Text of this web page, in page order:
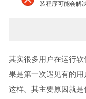
装程序可能会解
其实很多用户在运行
果是第一次遇见有的
这样。其主要原因就是